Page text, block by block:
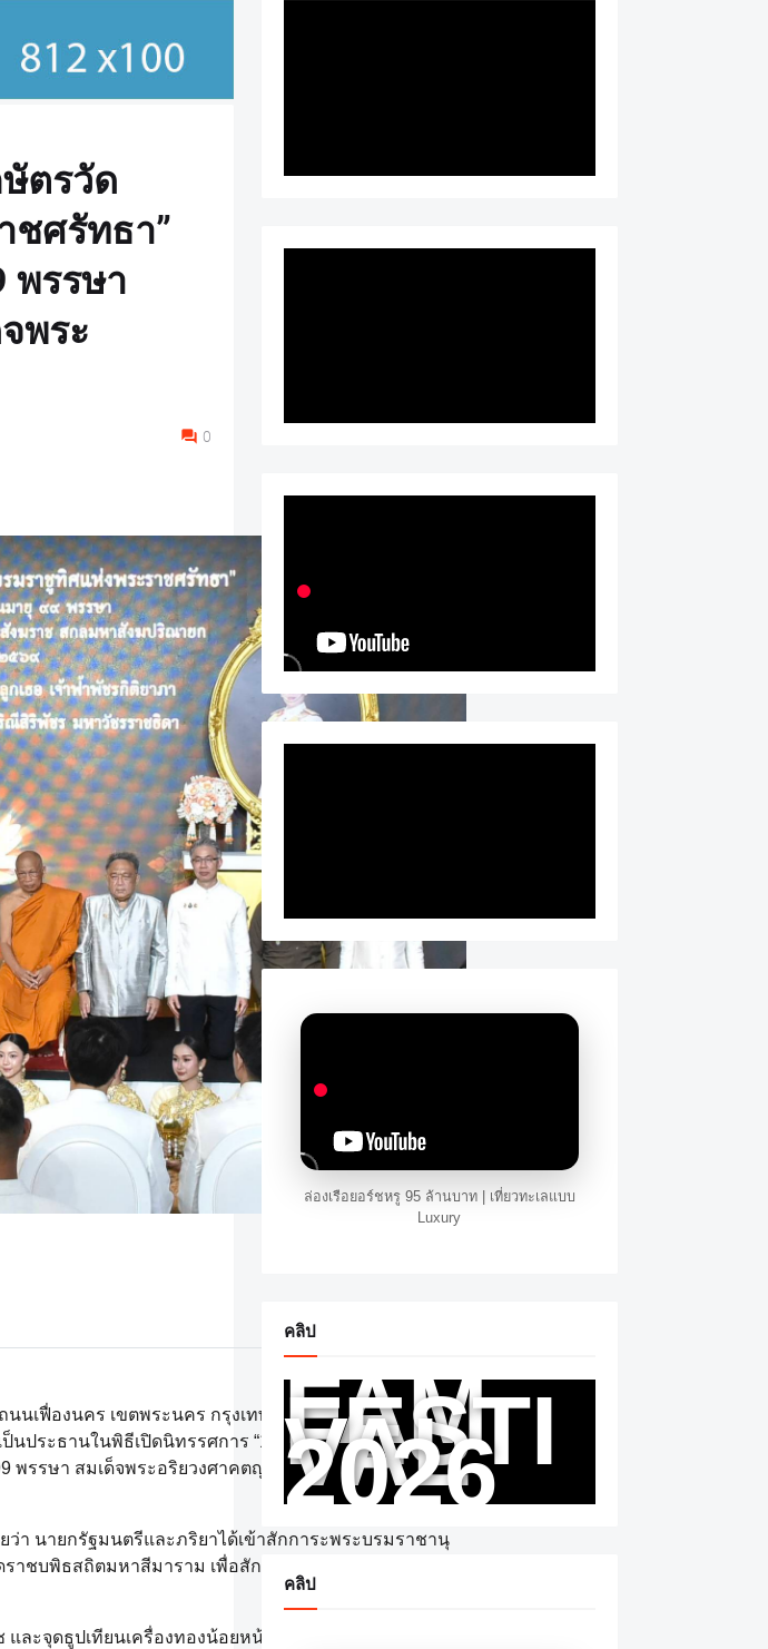
ตรวัด
ชศรัทธา”
พรรษา
พระ
0
นนเฟื่องนคร เขตพระนคร กรุงเทพมหานคร นายอนุทิน ชาญ
นประธานในพิธีเปิดนิทรรศการ “13 รอบนักษัตรวัดราชบพิธ
พรรษา สมเด็จพระอริยวงศาคตญาณ สมเด็จพระสังฆราช
า นายกรัฐมนตรีและภริยาได้เข้าสักการะพระบรมราชานุ
าชบพิธสถิตมหาสีมาราม เพื่อสักการะพระพุทธอังคีรส และ
ะจุดธูปเทียนเครื่องทองน้อยหน้าพระรูปสมเด็จพระเจ้า
ล่องเรือยอร์ชหรู 95 ล้านบาท | เที่ยวทะเลแบบ
Luxury
คลิป
FAM
FESTI
VAL
2026
คลิป